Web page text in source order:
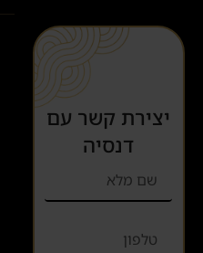
יצירת קשר עם
דנסיה